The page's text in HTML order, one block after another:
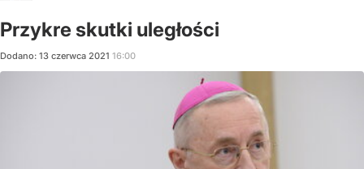
Przykre skutki uległości
Dodano: 13 czerwca 2021 16:00